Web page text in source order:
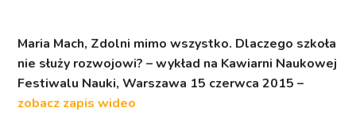
Maria Mach, Zdolni mimo wszystko. Dlaczego szkoła
nie służy rozwojowi? – wykład na Kawiarni Naukowej
Festiwalu Nauki, Warszawa 15 czerwca 2015 –
zobacz zapis wideo